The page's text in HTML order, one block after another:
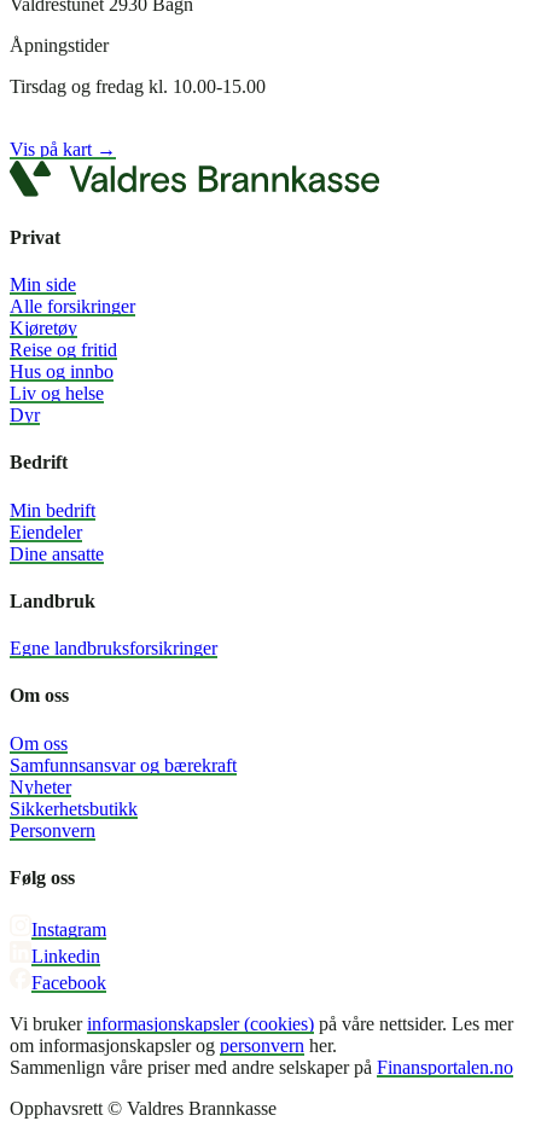
Valdrestunet 2930 Bagn
Åpningstider
Tirsdag og fredag kl. 10.00-15.00
Vis på kart →
Privat
Min side
Alle forsikringer
Kjøretøy
Reise og fritid
Hus og innbo
Liv og helse
Dyr
Bedrift
Min bedrift
Eiendeler
Dine ansatte
Landbruk
Egne landbruksforsikringer
Om oss
Om oss
Samfunnsansvar og bærekraft
Nyheter
Sikkerhetsbutikk
Personvern
Følg oss
Instagram
Linkedin
Facebook
Vi brukerinformasjonskapsler (cookies) på våre nettsider. Les mer
om informasjonskapsler og personvern her.
Sammenlign våre priser med andre selskaper på Finansportalen.no
Opphavsrett © Valdres Brannkasse